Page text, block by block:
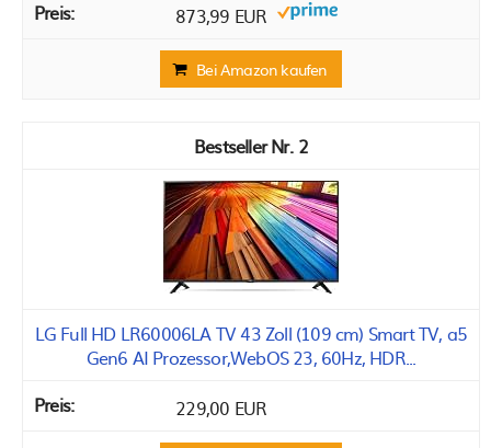
873,99 EUR
Bei Amazon kaufen
2
LG Full HD LR60006LA TV 43 Zoll (109 cm) Smart TV, a5
Gen6 AI Prozessor,WebOS 23, 60Hz, HDR...
229,00 EUR